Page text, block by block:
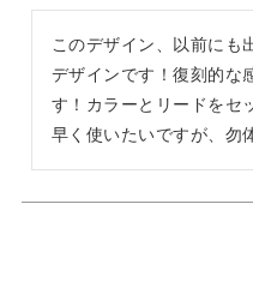
このデザイン、以前にも
デザインです！復刻的な
す！カラーとリードをセ
早く使いたいですが、勿